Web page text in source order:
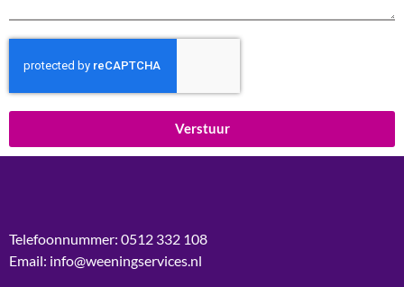
Verstuur
Telefoonnummer: 0512 332 108
Email: info@weeningservices.nl